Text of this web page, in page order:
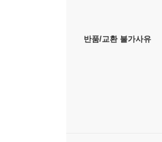
반품/교환 불가사유